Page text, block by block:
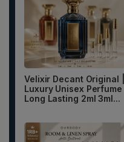
Velixir Decant Original |
Luxury Unisex Perfume
Long Lasting 2ml 3ml...